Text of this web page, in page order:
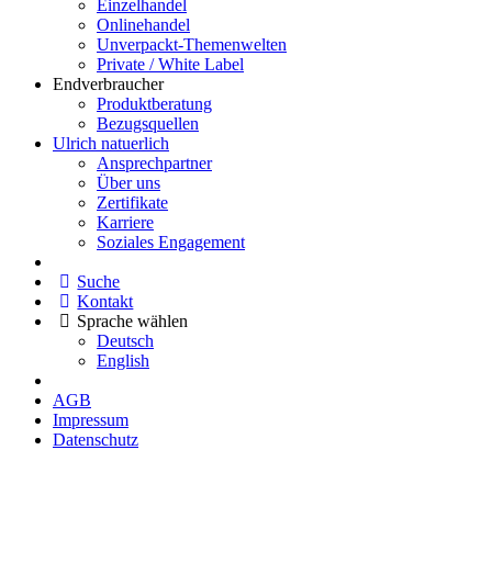
Einzelhandel
Onlinehandel
Unverpackt-Themenwelten
Private / White Label
Endverbraucher
Produktberatung
Bezugsquellen
Ulrich natuerlich
Ansprechpartner
Über uns
Zertifikate
Karriere
Soziales Engagement
Suche
Kontakt
Sprache wählen
Deutsch
English
AGB
Impressum
Datenschutz